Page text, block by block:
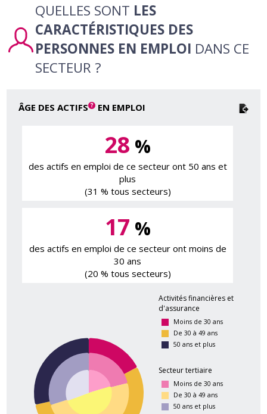
QUELLES SONT LES
CARACTÉRISTIQUES DES
PERSONNES EN EMPLOI DANS CE
SECTEUR ?
ÂGE DES ACTIFS EN EMPLOI
28 %
des actifs en emploi de ce secteur ont 50 ans et
plus
(31 % tous secteurs)
17 %
des actifs en emploi de ce secteur ont moins de
30 ans
(20 % tous secteurs)
Activités financières et
d'assurance
Moins de 30 ans
De 30 à 49 ans
50 ans et plus
Secteur tertiaire
Moins de 30 ans
De 30 à 49 ans
50 ans et plus